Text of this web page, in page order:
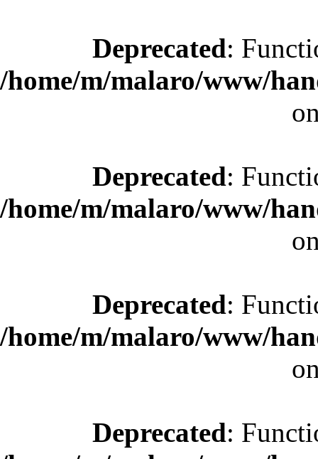
Deprecated:
/home/m/malaro/www/
Deprecated:
/home/m/malaro/www/
Deprecated:
/home/m/malaro/www/
Deprecated: